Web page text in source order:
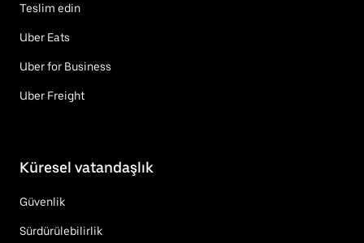
Teslim edin
Uber Eats
Uber for Business
Uber Freight
Küresel vatandaşlık
Güvenlik
Sürdürülebilirlik